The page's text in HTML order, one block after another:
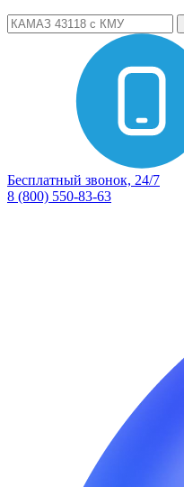
Бесплатный звонок, 24/7
8 (800) 550-83-63